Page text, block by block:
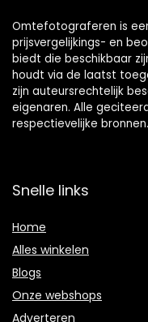
Omtefotograferen is
prijsvergelijkings- en
biedt die beschikbaar
houdt via de laatst
zijn auteursrechtelijk
eigenaren. Alle
respectievelijke bronnen.
Snelle links
Home
Alles winkelen
Blogs
Onze webshops
Adverteren